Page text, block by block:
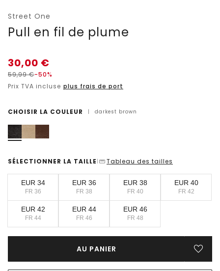
Street One
Pull en fil de plume
30,00 €
59,99€-50%
Prix TVA incluse plus frais de port
CHOISIR LA COULEUR | darkest brown
SÉLECTIONNER LA TAILLE | Tableau des tailles
EUR 34
FR 36
EUR 36
FR 38
EUR 38
FR 40
EUR 40
FR 42
EUR 42
FR 44
EUR 44
FR 46
EUR 46
FR 48
AU PANIER